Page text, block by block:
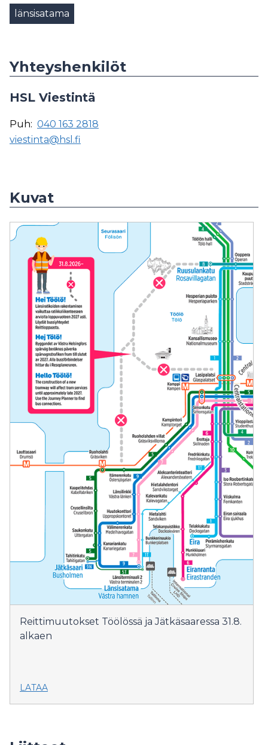
länsisatama
Yhteyshenkilöt
HSL Viestintä
Puh: 040 163 2818
viestinta@hsl.fi
Kuvat
Reittimuutokset Töölössä ja Jätkäsaaressa 31.8.
alkaen
LATAA